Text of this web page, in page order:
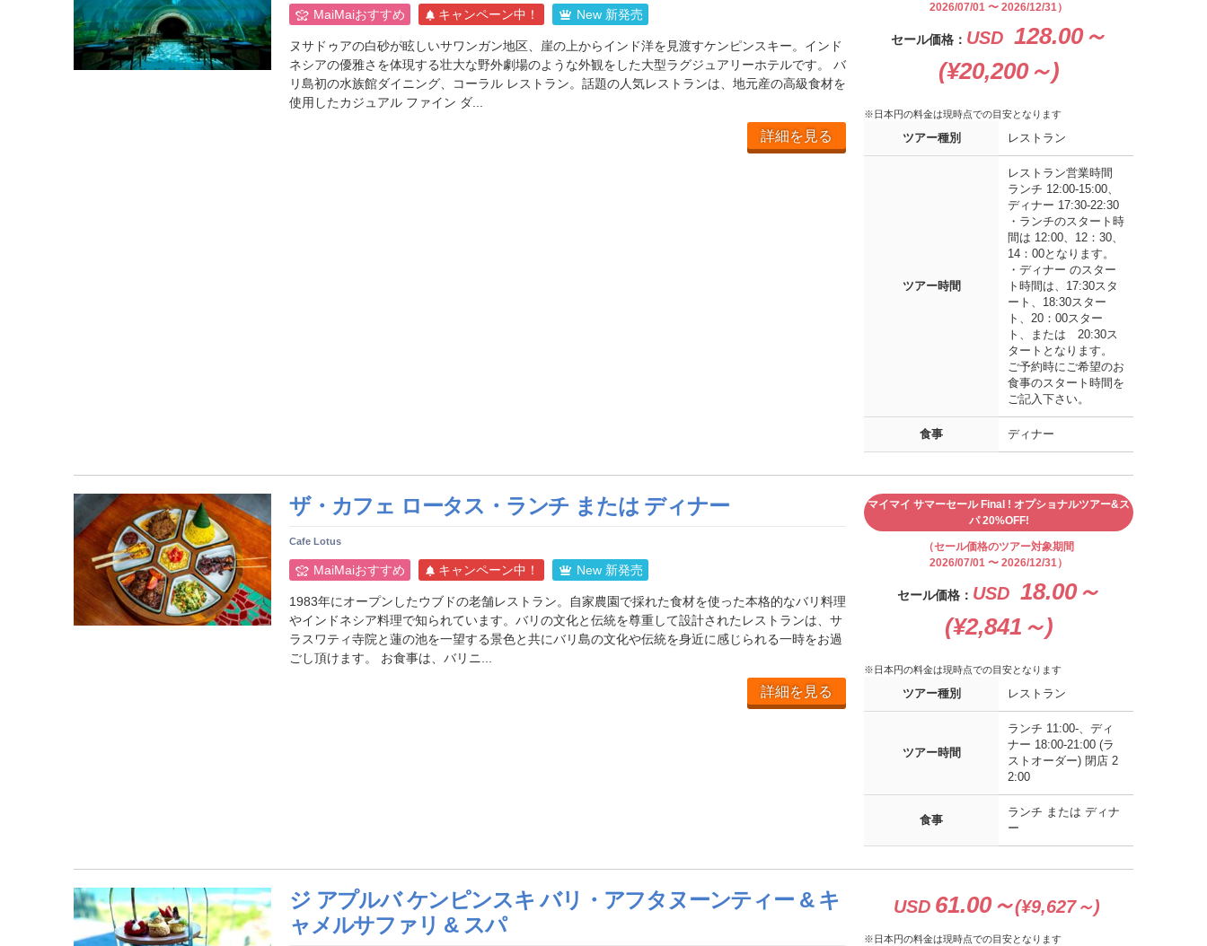
MaiMaiおすすめ キャンペーン中！ New 新発売
ヌサドゥアの白砂が眩しいサワンガン地区、崖の上からインド洋を見渡すケンピンスキー。インド
ネシアの優雅さを体現する壮大な野外劇場のような外観をした大型ラグジュアリーホテルです。 バ
リ島初の水族館ダイニング、コーラル レストラン。話題の人気レストランは、地元産の高級食材を
使用したカジュアル ファイン ダ...
詳細を見る
2026/07/01 〜 2026/12/31）
セール価格： USD 128.00～
(¥20,200～)
※日本円の料金は現時点での目安となります
ツアー種別 レストラン
ツアー時間
レストラン営業時間
ランチ 12:00-15:00、
ディナー 17:30-22:30
・ランチのスタート時
間は 12:00、12：30、
14：00となります。
・ディナー のスター
ト時間は、17:30スタ
ート、18:30スター
ト、20：00スター
ト、または 20:30ス
タートとなります。
ご予約時にご希望のお
食事のスタート時間を
ご記入下さい。
食事 ディナー
ザ・カフェ ロータス・ランチ または ディナー
Cafe Lotus
MaiMaiおすすめ キャンペーン中！ New 新発売
1983年にオープンしたウブドの老舗レストラン。自家農園で採れた食材を使った本格的なバリ料理
やインドネシア料理で知られています。バリの文化と伝統を尊重して設計されたレストランは、サ
ラスワティ寺院と蓮の池を一望する景色と共にバリ島の文化や伝統を身近に感じられる一時をお過
ごし頂けます。 お食事は、バリニ...
詳細を見る
マイマイ サマーセール Final ! オプショナルツアー&ス
パ 20%OFF!
（セール価格のツアー対象期間
2026/07/01 〜 2026/12/31）
セール価格： USD 18.00～
(¥2,841～)
※日本円の料金は現時点での目安となります
ツアー種別 レストラン
ツアー時間
ランチ 11:00-、ディ
ナー 18:00-21:00 (ラ
ストオーダー) 閉店 2
2:00
食事
ランチ または ディナ
ー
ジ アプルバ ケンピンスキ バリ・アフタヌーンティー & キ
ャメルサファリ & スパ
USD 61.00～(¥9,627～)
※日本円の料金は現時点での目安となります